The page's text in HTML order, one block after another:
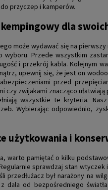
przyczep i kamperów.
dla
może wydawać się na
Przede wszystkim
i przekrój kabla. Kolejnym
upewnij się, że jest on
przed
czy zwijakami znacząco
wszystkie te kryteria.
Wybierając odpowiednio,
użytkowania i
warto pamiętać o kilku
sprawdzaj stan
przedłużacz był narażony na
dala od bezpośredniego